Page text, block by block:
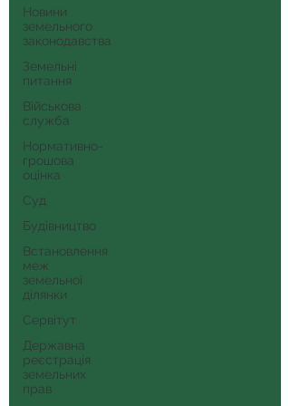
Новини
земельного
законодавства
Земельні
питання
Військова
служба
Нормативно-
грошова
оцінка
Суд
Будівництво
Встановлення
меж
земельної
ділянки
Сервітут
Державна
реєстрація
земельних
прав